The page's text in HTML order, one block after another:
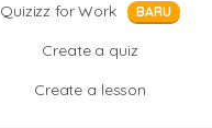
Quizizz for Work BARU
Create a quiz
Create a lesson